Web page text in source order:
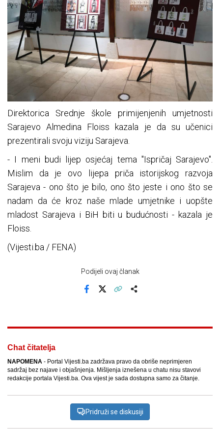
Direktorica Srednje škole primijenjenih umjetnosti
Sarajevo Almedina Floiss kazala je da su učenici
prezentirali svoju viziju Sarajeva.
- I meni budi lijep osjećaj tema "Ispričaj Sarajevo".
Mislim da je ovo lijepa priča istorijskog razvoja
Sarajeva - ono što je bilo, ono što jeste i ono što se
nadam da će kroz naše mlade umjetnike i uopšte
mladost Sarajeva i BiH biti u budućnosti - kazala je
Floiss.
(Vijesti.ba / FENA)
Podijeli ovaj članak
Chat čitatelja
NAPOMENA - Portal Vijesti.ba zadržava pravo da obriše neprimjeren
sadržaj bez najave i objašnjenja. Mišljenja iznešena u chatu nisu stavovi
redakcije portala Vijesti.ba. Ova vijest je sada dostupna samo za čitanje.
Pridruži se diskusiji